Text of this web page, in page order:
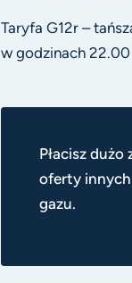
Taryfa G12r –
w godzinach
Płacisz
oferty
gazu.